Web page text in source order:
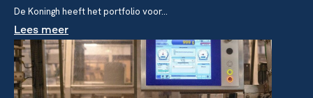
De Koningh heeft het portfolio voor...
Lees meer